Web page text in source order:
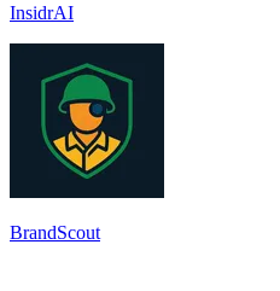
InsidrAI
BrandScout